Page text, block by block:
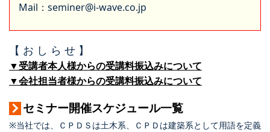
Mail：seminer@i-wave.co.jp
【 お し ら せ 】
▼受講者本人様からの受講料振込みについて
▼会社担当者様からの受講料振込みについて
セミナー開催スケジュール一覧
※当社では、ＣＰＤＳは土木系、ＣＰＤは建築系として用語を定義